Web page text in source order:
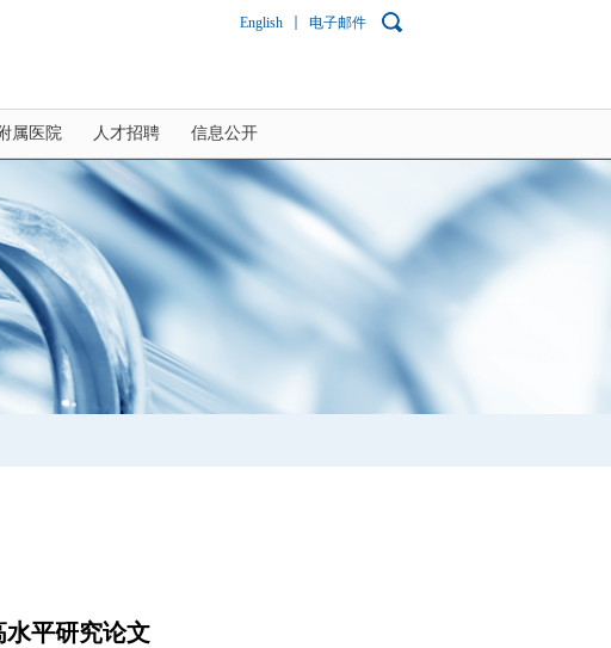
English 电子邮件
属医院 人才招聘 信息公开
水平研究论文